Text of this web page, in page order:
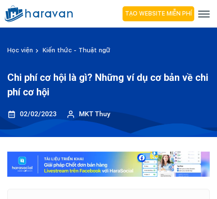
TẠO WEBSITE MIỄN PHÍ
Học viện Kiến thức - Thuật ngữ
Chi phí cơ hội là gì? Những ví dụ cơ bản về chi
phí cơ hội
02/02/2023 MKT Thuy